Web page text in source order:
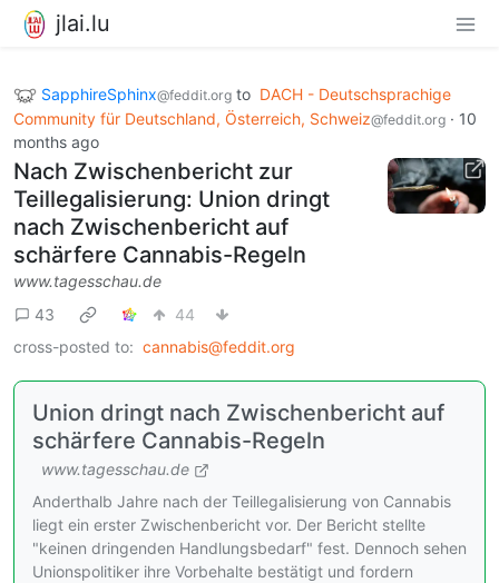
jlai.lu
SapphireSphinx@feddit.org to DACH - Deutschsprachige
Community für Deutschland, Österreich, Schweiz@feddit.org · 10
months ago
Nach Zwischenbericht zur
Teillegalisierung: Union dringt
nach Zwischenbericht auf
schärfere Cannabis-Regeln
www.tagesschau.de
43
44
cross-posted to: cannabis@feddit.org
Union dringt nach Zwischenbericht auf
schärfere Cannabis-Regeln
www.tagesschau.de
Anderthalb Jahre nach der Teillegalisierung von Cannabis
liegt ein erster Zwischenbericht vor. Der Bericht stellte
"keinen dringenden Handlungsbedarf" fest. Dennoch sehen
Unionspolitiker ihre Vorbehalte bestätigt und fordern